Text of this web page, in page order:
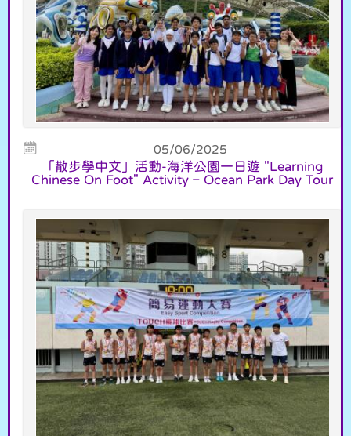
05/06/2025
「散步學中文」活動-海洋公園一日遊 "Learning
Chinese On Foot" Activity – Ocean Park Day Tour